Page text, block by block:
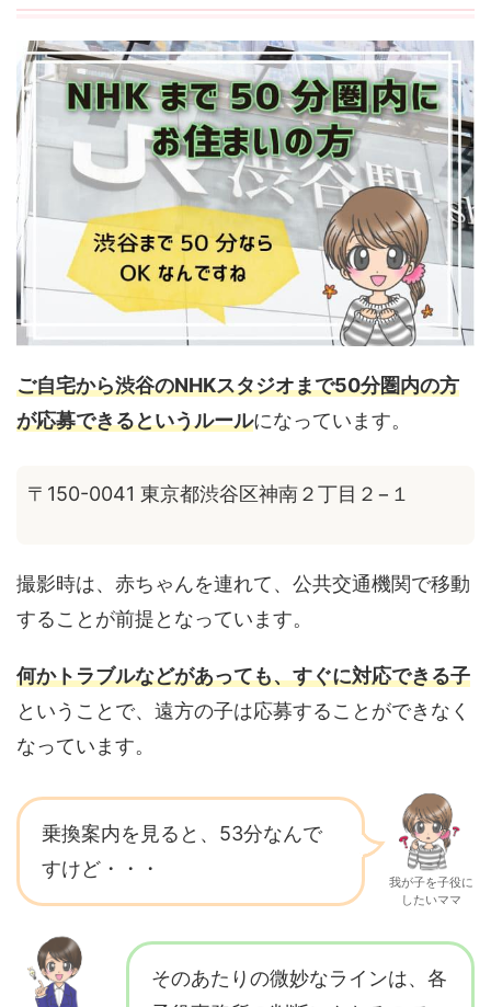
ご自宅から渋谷のNHKスタジオまで50分圏内の方
が応募できるというルールになっています。
〒150-0041 東京都渋谷区神南２丁目２−１
撮影時は、赤ちゃんを連れて、公共交通機関で移動
することが前提となっています。
何かトラブルなどがあっても、すぐに対応できる子
ということで、遠方の子は応募することができなく
なっています。
乗換案内を見ると、53分なんで
すけど・・・
我が子を子役に
したいママ
そのあたりの微妙なラインは、各